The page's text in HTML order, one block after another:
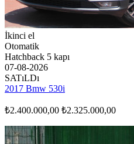
İkinci el
Otomatik
Hatchback 5 kapı
07-08-2026
SATıLDı
2017 Bmw 530i
₺2.400.000,00 ₺2.325.000,00